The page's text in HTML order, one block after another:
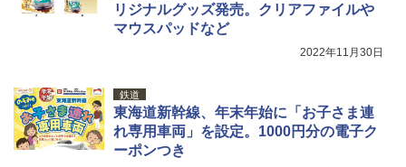
リジナルグッズ発売。クリアファイルや
マウスパッドなど
2022年11月30日
鉄道
東海道新幹線、年末年始に「お子さま連
れ専用車両」を設定。1000円分の電子ク
ーポンつき